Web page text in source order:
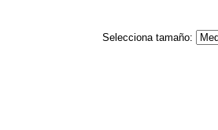
Selecciona tamaño: